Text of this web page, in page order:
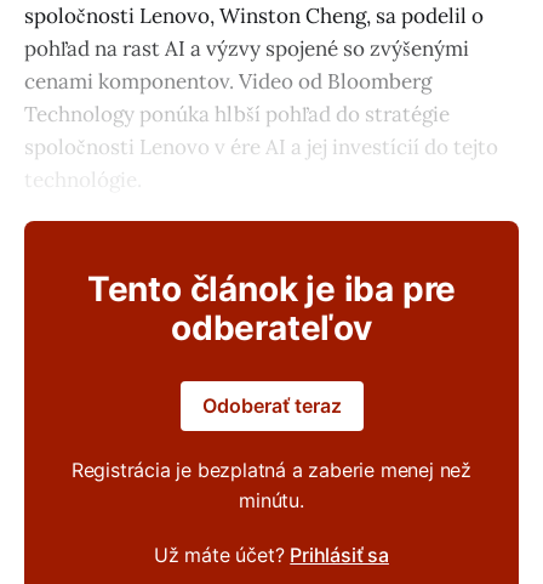
spoločnosti Lenovo, Winston Cheng, sa podelil o
pohľad na rast AI a výzvy spojené so zvýšenými
cenami komponentov. Video od Bloomberg
Technology ponúka hlbší pohľad do stratégie
spoločnosti Lenovo v ére AI a jej investícií do tejto
technológie.
Tento článok je iba pre
odberateľov
Odoberať teraz
Registrácia je bezplatná a zaberie menej než
minútu.
Už máte účet? Prihlásiť sa